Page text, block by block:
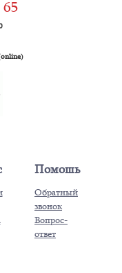
65
Помошь
Обратный
звонок
Вопрос-
ответ